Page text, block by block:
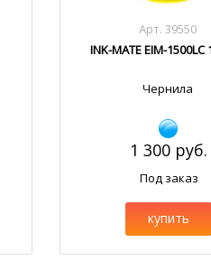
Арт. 39550
INK-MATE EIM-1500LC
Чернила
1 300 руб.
Под заказ
купить